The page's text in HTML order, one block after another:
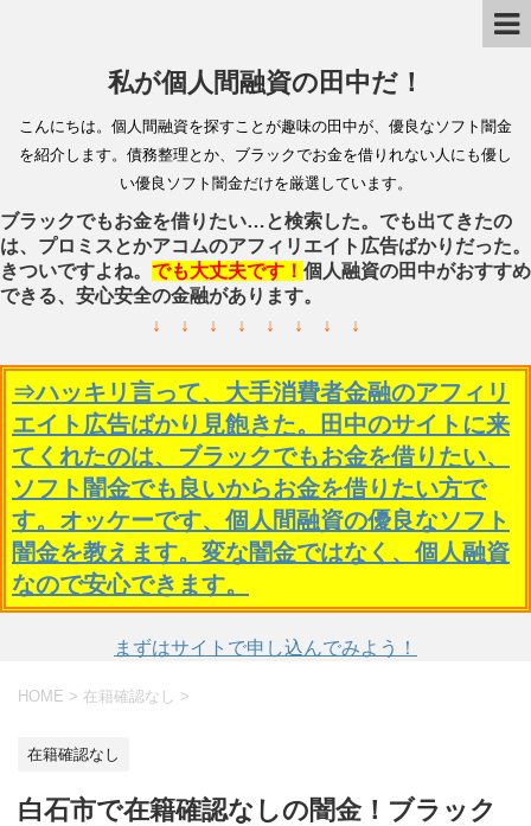
私が個人間融資の田中だ！
こんにちは。個人間融資を探すことが趣味の田中が、優良なソフト闇金
を紹介します。債務整理とか、ブラックでお金を借りれない人にも優し
い優良ソフト闇金だけを厳選しています。
ブラックでもお金を借りたい…と検索した。でも出てきたの
は、プロミスとかアコムのアフィリエイト広告ばかりだった。
きついですよね。 でも大丈夫です！ 個人融資の田中がおすすめ
できる、安心安全の金融があります。
↓ ↓ ↓ ↓ ↓ ↓ ↓ ↓
⇒ハッキリ言って、大手消費者金融のアフィリ
エイト広告ばかり見飽きた。田中のサイトに来
てくれたのは、ブラックでもお金を借りたい、
ソフト闇金でも良いからお金を借りたい方で
す。オッケーです、個人間融資の優良なソフト
闇金を教えます。変な闇金ではなく、個人融資
なので安心できます。
まずはサイトで申し込んでみよう！
HOME > 在籍確認なし >
在籍確認なし
白石市で在籍確認なしの闇金！ブラック